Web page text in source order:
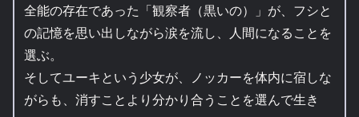
全能の存在であった「観察者（黒いの）」が、フシと
の記憶を思い出しながら涙を流し、人間になることを
選ぶ。
そしてユーキという少女が、ノッカーを体内に宿しな
がらも、消すことより分かり合うことを選んで生き